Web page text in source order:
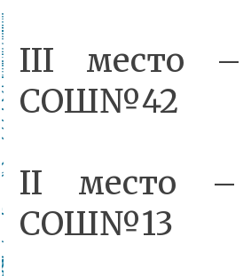
III место –
СОШ№42
II место –
СОШ№13